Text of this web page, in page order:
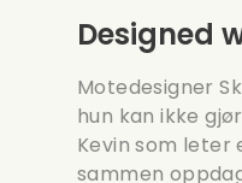
Designed
Motedesigner
hun kan ikke
Kevin som leter
sammen